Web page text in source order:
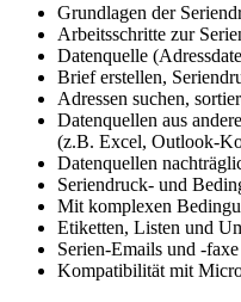
Grundlagen der
Arbeitsschritte zur
Datenquelle
Brief erstellen,
Adressen suchen,
Datenquellen aus
(z.B. Excel, Outlook-
Datenquellen
Seriendruck- und
Mit komplexen
Etiketten, Listen und
Serien-Emails und -
Kompatibilität mit